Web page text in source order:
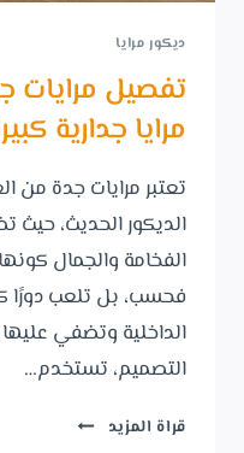
ديكور مرايا
مرايا جدارية
تعتبر مرايات جدة من
الديكور الحديث، حيث
الفخامة والجمال
فحسب، بل تلعب دورًا
الداخلية وتضفي
التصميم، تستخدم…
قراة المزيد تفصيل